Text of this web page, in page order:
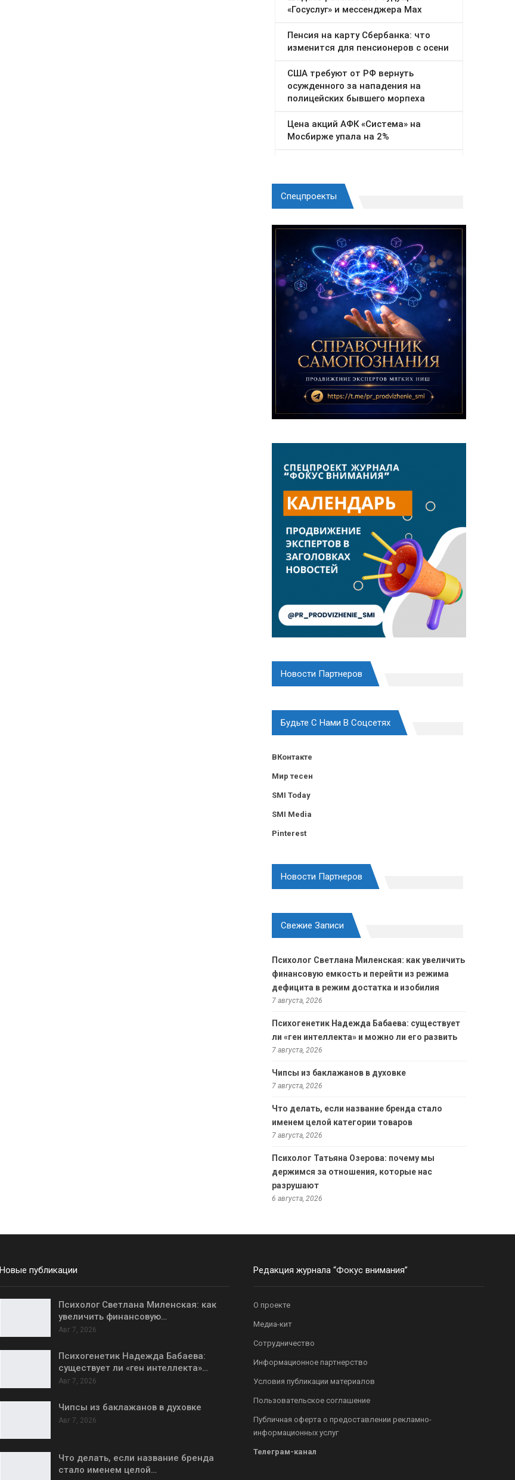
Спецпроекты
Новости Партнеров
Будьте С Нами В Соцсетях
ВКонтакте
Мир тесен
SMI Today
SMI Media
Pinterest
Новости Партнеров
Свежие Записи
Психолог Светлана Миленская: как увеличить
финансовую емкость и перейти из режима
дефицита в режим достатка и изобилия
7 августа, 2026
Психогенетик Надежда Бабаева: существует
ли «ген интеллекта» и можно ли его развить
7 августа, 2026
Чипсы из баклажанов в духовке
7 августа, 2026
Что делать, если название бренда стало
именем целой категории товаров
7 августа, 2026
Психолог Татьяна Озерова: почему мы
держимся за отношения, которые нас
разрушают
6 августа, 2026
Новые публикации
Психолог Светлана Миленская: как
увеличить финансовую…
Авг 7, 2026
Психогенетик Надежда Бабаева:
существует ли «ген интеллекта»…
Авг 7, 2026
Чипсы из баклажанов в духовке
Авг 7, 2026
Что делать, если название бренда
стало именем целой…
Редакция журнала “Фокус внимания”
О проекте
Медиа-кит
Сотрудничество
Информационное партнерство
Условия публикации материалов
Пользовательское соглашение
Публичная оферта о предоставлении рекламно-
информационных услуг
Телеграм-канал